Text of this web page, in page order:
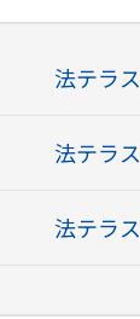
法テラ
法テラ
法テラ